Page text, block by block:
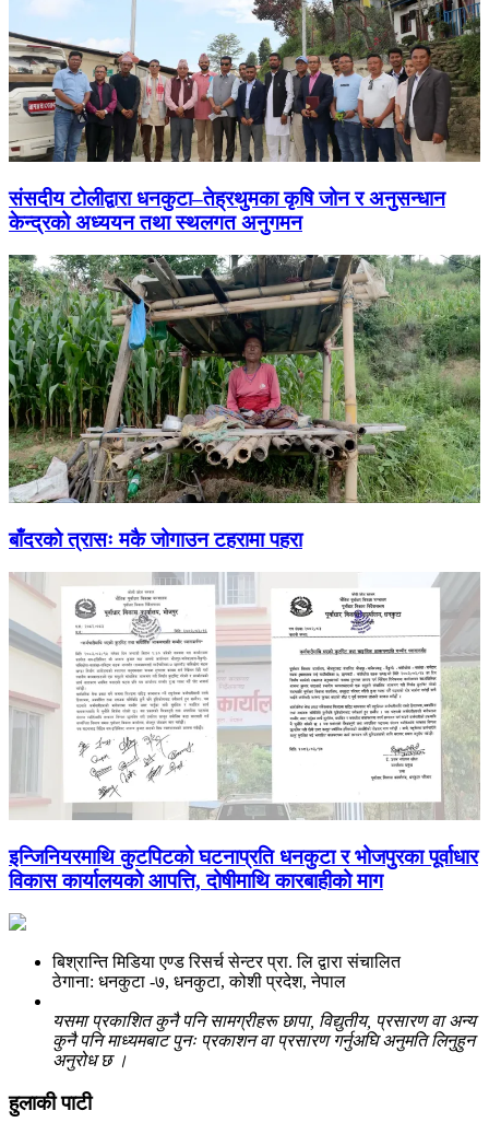
संसदीय टोलीद्वारा धनकुटा–तेह्रथुमका कृषि जोन र अनुसन्धान
केन्द्रको अध्ययन तथा स्थलगत अनुगमन
बाँदरको त्रासः मकै जोगाउन टहरामा पहरा
इन्जिनियरमाथि कुटपिटको घटनाप्रति धनकुटा र भोजपुरका पूर्वाधार
विकास कार्यालयको आपत्ति, दोषीमाथि कारबाहीको माग
बिश्रान्ति मिडिया एण्ड रिसर्च सेन्टर प्रा. लि द्वारा संचालित
ठेगाना: धनकुटा -७, धनकुटा, कोशी प्रदेश, नेपाल
यसमा प्रकाशित कुनै पनि सामग्रीहरू छापा, विद्युतीय, प्रसारण वा अन्य
कुनै पनि माध्यमबाट पुनः प्रकाशन वा प्रसारण गर्नुअघि अनुमति लिनुहुन
अनुरोध छ ।
हुलाकी पाटी